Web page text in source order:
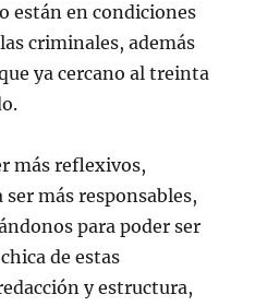
están en condiciones
criminales, además
ya cercano al treinta
más reflexivos,
más responsables,
para poder ser
de estas
y estructura,